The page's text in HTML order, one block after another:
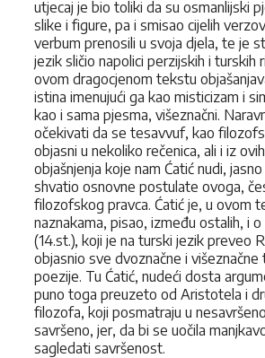
utjecaj je bio toliki da su osmanlijski
slike i figure, pa i smisao cijelih
verbum prenosili u svoja djela, te je
jezik sličio napolici perzijskih i turskih
ovom dragocjenom tekstu
istina imenujući ga kao misticizam i
kao i sama pjesma, višeznačni.
očekivati da se tesavvuf, kao
objasni u nekoliko rečenica, ali i iz
objašnjenja koje nam Ćatić nudi,
shvatio osnovne postulate ovoga,
filozofskog pravca. Ćatić je, u ovom
naznakama, pisao, između ostalih, i o
(14.st.), koji je na turski jezik preveo
objasnio sve dvoznačne i
poezije. Tu Ćatić, nudeći dosta
puno toga preuzeto od Aristotela i
filozofa, koji posmatraju u
savršeno, jer, da bi se uočila
sagledati savršenost.